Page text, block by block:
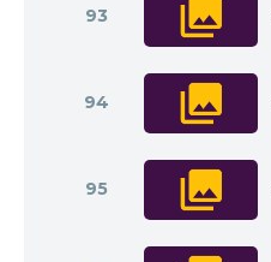
93
94
95